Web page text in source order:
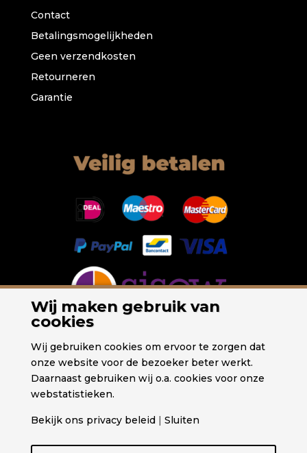
Contact
Betalingsmogelijkheden
Geen verzendkosten
Retourneren
Garantie
Wij maken gebruik van
cookies
Wij gebruiken cookies om ervoor te zorgen dat
onze website voor de bezoeker beter werkt.
Daarnaast gebruiken wij o.a. cookies voor onze
webstatistieken.
Bekijk ons privacy beleid | Sluiten